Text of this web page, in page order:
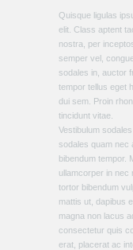
Quisque ligulas
elit. Class aptent
nostra, per
semper vel,
sodales in, auctor
tempor tellus eget
dui sem. Proin
tincidunt vitae.
Vestibulum
sodales quam nec
bibendum tempor.
ullamcorper in nec
tortor bibendum
mattis ut, dapibus
magna non lacus
consectetur quis
erat, placerat ac